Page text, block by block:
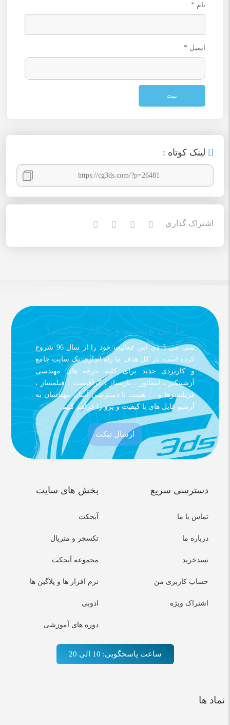
نام *
ایمیل *
لينک کوتاه :
اشتراک گذاري
ما کی هستیم و چیکار میکنیم؟
سی جی 3 دی اس فعالیت خود را از سال 96 شروع
کرده است. در کل هدف ما راه اندازی یک سایت جامع
و کاربردی جدید برای کلیه حرفه های مهندسی
آرشیتکتر ، انیماتور ، بازیساز ، گرافیست ، فیلمساز ،
فریلنسرها و … هست تا دسترسی آسان مهندسان به
آرشیو فایل های با کیفیت و پرو را فراهم کنیم.
ارسال تیکت
دسترسی سریع
تماس با ما
درباره ما
سبدخرید
حساب کاربری من
اشتراک ویژه
بخش های سایت
آبجکت
تکسچر و متریال
مجموعه آبجکت
نرم افزار ها و پلاگین ها
ادوبی
دوره های آموزشی
ساعت پاسخگویی: 10 الی 20
نماد ها